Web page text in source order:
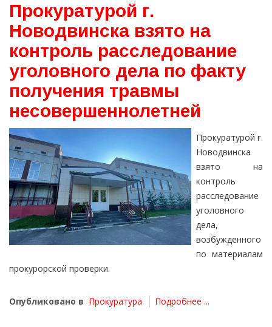
Прокуратурой г.
Новодвинска взято на
контроль расследование
уголовного дела по факту
получения травмы
несовершеннолетней
Прокуратурой г.
Новодвинска
взято на
контроль
расследование
уголовного
дела,
возбужденного
по материалам
прокурорской проверки.
Опубликовано в Прокуратура Подробнее ...